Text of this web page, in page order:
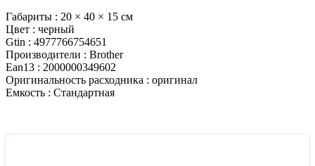
Габариты : 20 × 40 × 15 см
Цвет : черный
Gtin : 4977766754651
Производители : Brother
Ean13 : 2000000349602
Оригинальность расходника : оригинал
Емкость : Стандартная